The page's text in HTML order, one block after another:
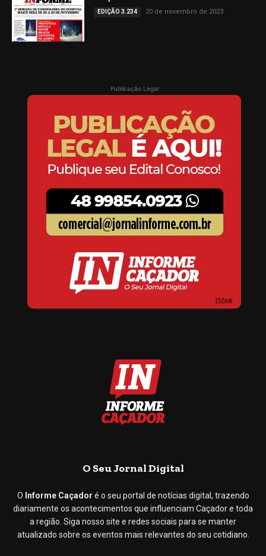
EDIÇÃO 3.234 20 de novembro de 2023
Publicação Legal
O Seu Jornal Digital
O Informe Caçador é o seu portal de notícias digital, trazendo
diariamente os acontecimentos que influenciam Caçador e toda
a região. Siga nosso site e redes sociais para se manter
atualizado sobre os eventos mais relevantes do seu cotidiano.